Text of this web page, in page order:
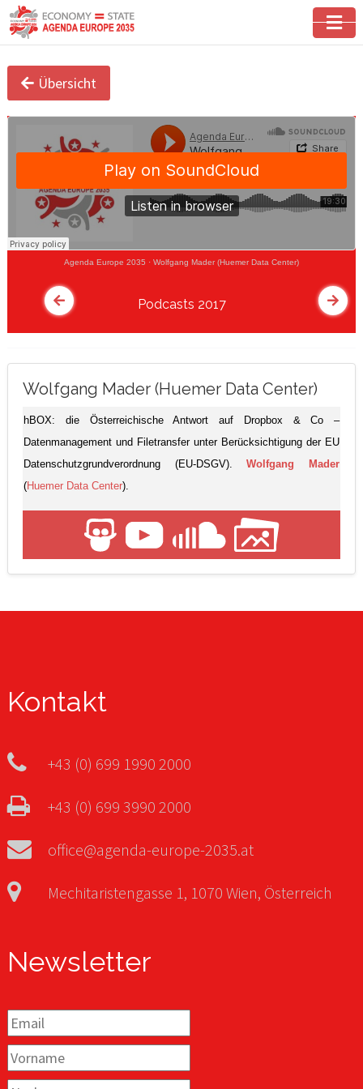
Übersicht
Agenda Europe 2035 · Wolfgang Mader (Huemer Data Center)
Podcasts 2017
Wolfgang Mader (Huemer Data Center)
hBOX: die Österreichische Antwort auf Dropbox & Co –
Datenmanagement und Filetransfer unter Berücksichtigung der EU
Datenschutzgrundverordnung (EU-DSGV).Wolfgang Mader
(Huemer Data Center).
Kontakt
+43 (0) 699 1990 2000
+43 (0) 699 3990 2000
office@agenda-europe-2035.at
Mechitaristengasse 1, 1070 Wien, Österreich
Newsletter